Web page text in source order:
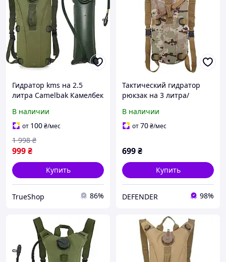
Гидратор kms на 2.5
литра Camelbak Камелбек
туристический для
страйкбола и бега цвет
tru
В наличии
от 100₴/мес
999₴
1 998 ₴
Купить
TrueShop 86%
Тактический гидратор
рюкзак на 3 литра/
система для военных/
Армейский гидратор
В наличии
от70₴/мес
699₴
Купить
DEFENDER 98%